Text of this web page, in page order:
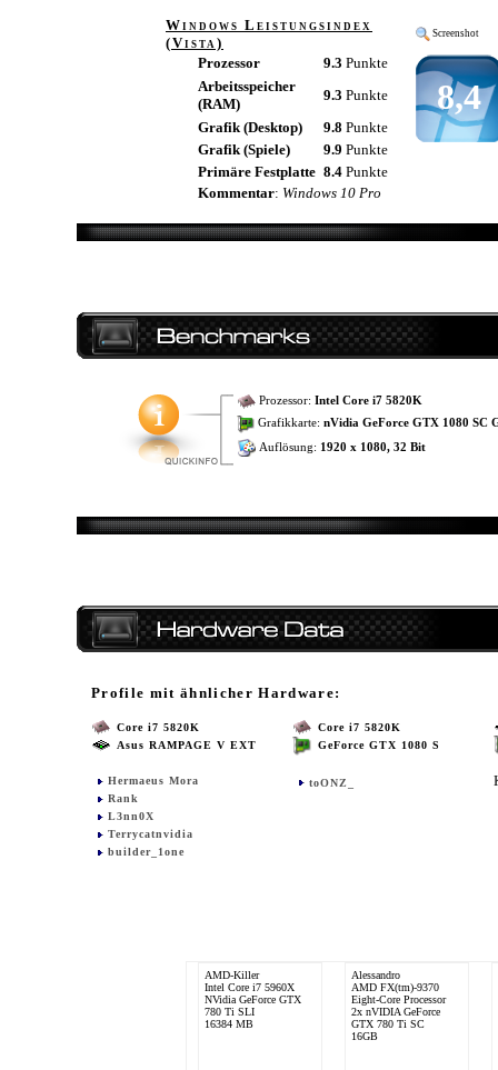
Windows Leistungsindex
(Vista)
Screenshot
Prozessor 9.3 Punkte
8,4
Arbeitsspeicher
(RAM)
9.3 Punkte
Grafik (Desktop)
9.8 Punkte
Grafik (Spiele)
9.9 Punkte
Primäre Festplatte 8.4 Punkte
Kommentar: Windows 10 Pro
Prozessor: Intel Core i7 5820K
Grafikkarte: nVidia GeForce GTX 1080 SC
Auflösung: 1920 x 1080, 32 Bit
Profile mit ähnlicher Hardware:
Core i7 5820K
Asus RAMPAGE V EXT
Hermaeus Mora
Rank
L3nn0X
Terrycatnvidia
builder_1one
Core i7 5820K
GeForce GTX 1080 S
toONZ_
AMD-Killer
Intel Core i7 5960X
NVidia GeForce GTX
780 Ti SLI
16384 MB
Alessandro
AMD FX(tm)-9370
Eight-Core Processor
2x nVIDIA GeForce
GTX 780 Ti SC
16GB